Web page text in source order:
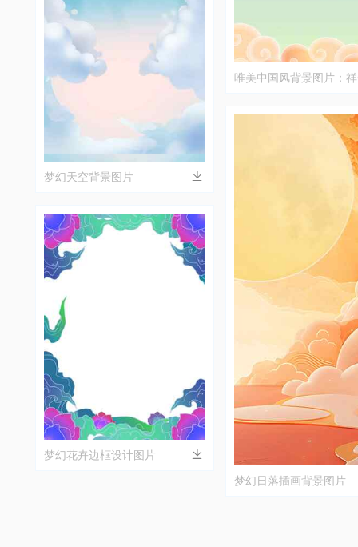
梦幻天空背景图片
梦幻花卉边框设计图片
唯美中国风背景图片：
梦幻日落插画背景图片